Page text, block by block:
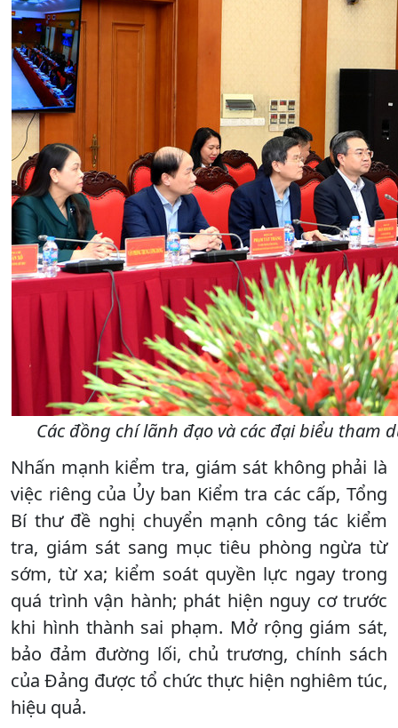
Các đồng chí lãnh đạo và các đại biểu tham
Nhấn mạnh kiểm tra, giám sát không phải là
việc riêng của Ủy ban Kiểm tra các cấp, Tổng
Bí thư đề nghị chuyển mạnh công tác kiểm
tra, giám sát sang mục tiêu phòng ngừa từ
sớm, từ xa; kiểm soát quyền lực ngay trong
quá trình vận hành; phát hiện nguy cơ trước
khi hình thành sai phạm. Mở rộng giám sát,
bảo đảm đường lối, chủ trương, chính sách
của Đảng được tổ chức thực hiện nghiêm túc,
hiệu quả.